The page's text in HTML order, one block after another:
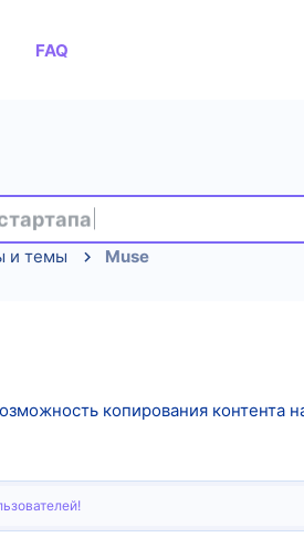
FAQ
и темы Muse
копирования контента